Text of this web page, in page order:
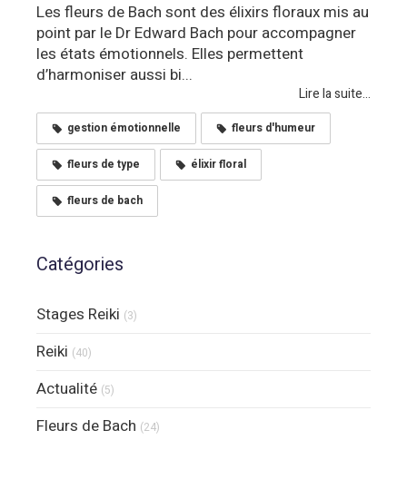
Les fleurs de Bach sont des élixirs floraux mis au
point par le Dr Edward Bach pour accompagner
les états émotionnels. Elles permettent
d’harmoniser aussi bi...
Lire la suite...
gestion émotionnelle fleurs d'humeur
fleurs de type élixir floral
fleurs de bach
Catégories
Stages Reiki (3)
Reiki (40)
Actualité (5)
Fleurs de Bach (24)